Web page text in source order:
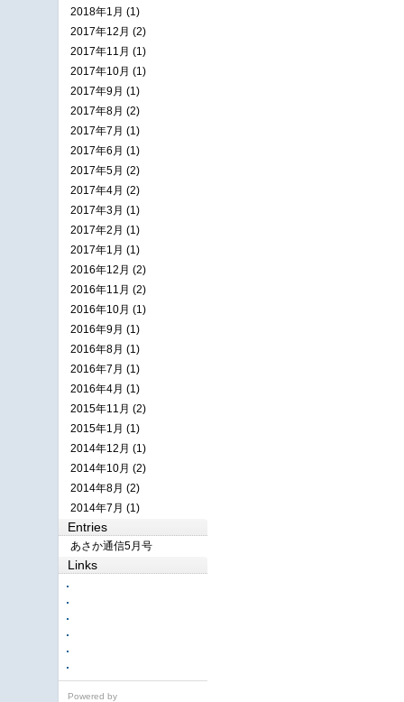
2018年1月 (1)
2017年12月 (2)
2017年11月 (1)
2017年10月 (1)
2017年9月 (1)
2017年8月 (2)
2017年7月 (1)
2017年6月 (1)
2017年5月 (2)
2017年4月 (2)
2017年3月 (1)
2017年2月 (1)
2017年1月 (1)
2016年12月 (2)
2016年11月 (2)
2016年10月 (1)
2016年9月 (1)
2016年8月 (1)
2016年7月 (1)
2016年4月 (1)
2015年11月 (2)
2015年1月 (1)
2014年12月 (1)
2014年10月 (2)
2014年8月 (2)
2014年7月 (1)
Entries
あさか通信5月号
Links
Powered by